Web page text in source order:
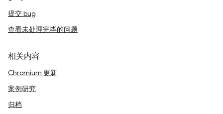
提交 bug
查看未处理完毕的问题
相关内容
Chromium 更新
案例研究
归档